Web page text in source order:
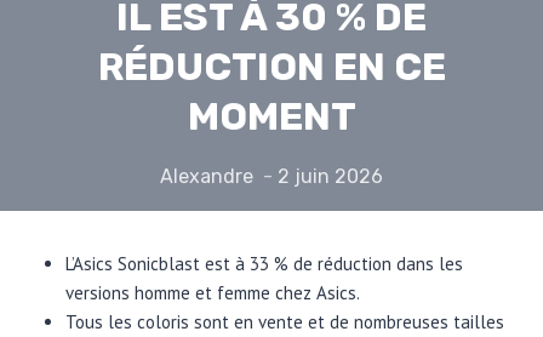
IL EST À 30 % DE
RÉDUCTION EN CE
MOMENT
Alexandre 2 juin 2026
L’Asics Sonicblast est à 33 % de réduction dans les
versions homme et femme chez Asics.
Tous les coloris sont en vente et de nombreuses tailles